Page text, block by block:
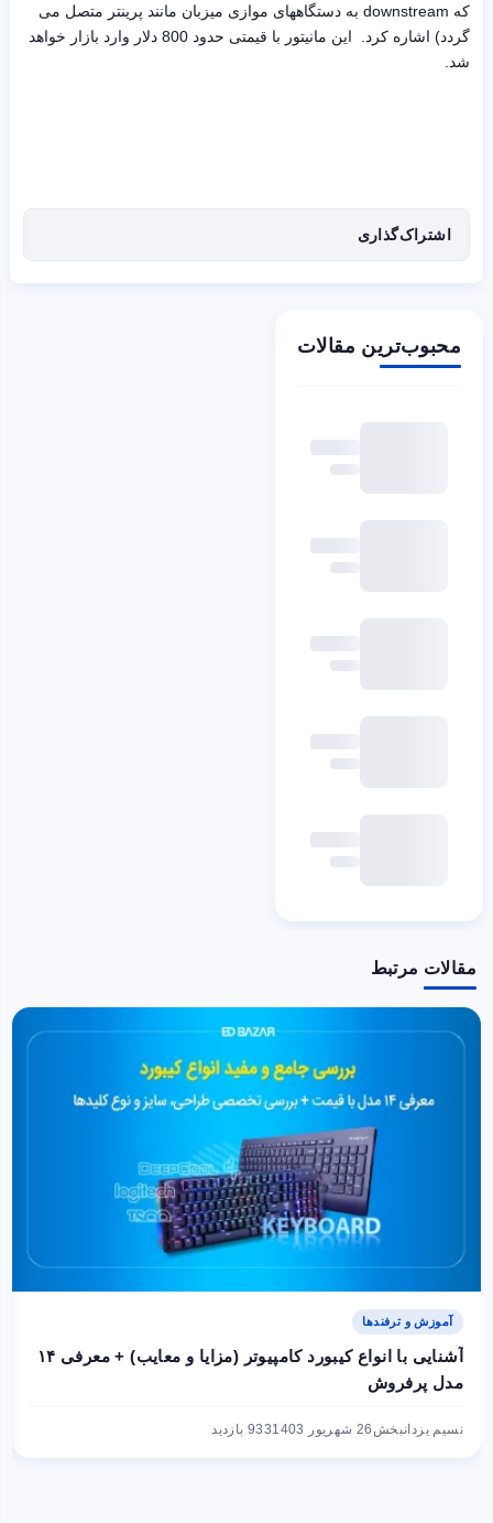
که downstream به دستگاههای موازی میزبان مانند پرینتر متصل می
گردد) اشاره کرد. این مانیتور با قیمتی حدود 800 دلار وارد بازار خواهد
شد.
اشتراک‌گذاری
محبوب‌ترین مقالات
مقالات مرتبط
آموزش و ترفندها
آشنایی با انواع کیبورد کامپیوتر (مزایا و معایب) + معرفی ۱۴
مدل پرفروش
نسیم یزدانبخش 26 شهریور 1403 933 بازدید